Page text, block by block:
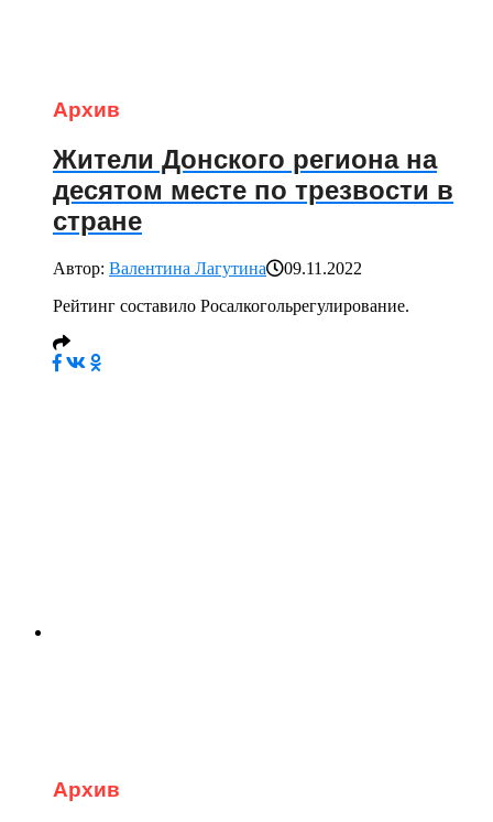
Архив
Жители Донского региона на
десятом месте по трезвости в
стране
Автор: Валентина Лагутина
09.11.2022
Рейтинг составило Росалкогольрегулирование.
Архив